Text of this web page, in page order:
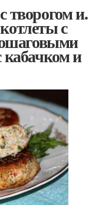
творогом и.
с
кабачком и